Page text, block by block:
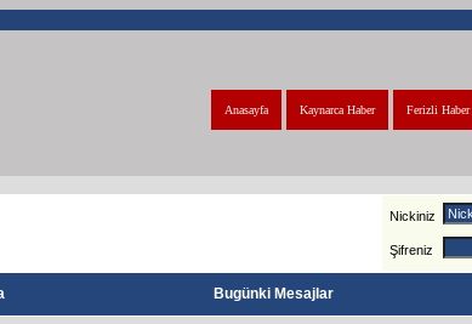
Ferizli Haber
Kaynarca Haber
Anasayfa
Nickiniz
Şifreniz
Bugünki Mesajlar